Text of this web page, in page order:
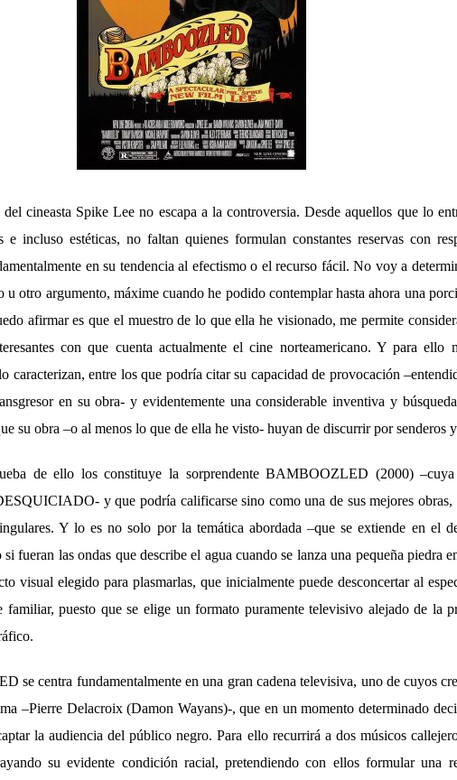
cineasta Spike Lee no escapa a la controversia. Desde aquellos que lo
e incluso estéticas, no faltan quienes formulan constantes reservas con
en su tendencia al efectismo o el recurso fácil. No voy a
u otro argumento, máxime cuando he podido contemplar hasta ahora una
afirmar es que el muestro de lo que ella he visionado, me permite
con que cuenta actualmente el cine norteamericano. Y para ello
caracterizan, entre los que podría citar su capacidad de provocación
en su obra- y evidentemente una considerable inventiva y
su obra –o al menos lo que de ella he visto- huyan de discurrir por senderos
de ello los constituye la sorprendente BAMBOOZLED (2000) –cuya
y que podría calificarse sino como una de sus mejores obras,
Y lo es no solo por la temática abordada –que se extiende en el
fueran las ondas que describe el agua cuando se lanza una pequeña piedra
visual elegido para plasmarlas, que inicialmente puede desconcertar al
familiar, puesto que se elige un formato puramente televisivo alejado de la
se centra fundamentalmente en una gran cadena televisiva, uno de cuyos
–Pierre Delacroix (Damon Wayans)-, que en un momento determinado
la audiencia del público negro. Para ello recurrirá a dos músicos
su evidente condición racial, pretendiendo con ellos formular una